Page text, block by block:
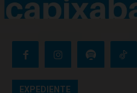
EXPEDIENTE